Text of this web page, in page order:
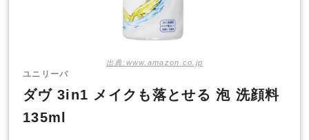
出典:www.amazon.co.jp
ユニリーバ
ダヴ 3in1 メイクも落とせる 泡 洗顔料
135ml